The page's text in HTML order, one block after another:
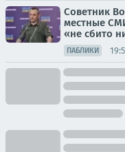
Советник
местные
«не сбито
ПАБЛИКИ